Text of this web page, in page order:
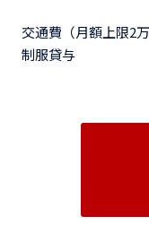
交通費（月額上限2
制服貸与